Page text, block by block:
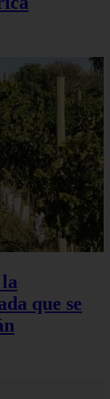
que se